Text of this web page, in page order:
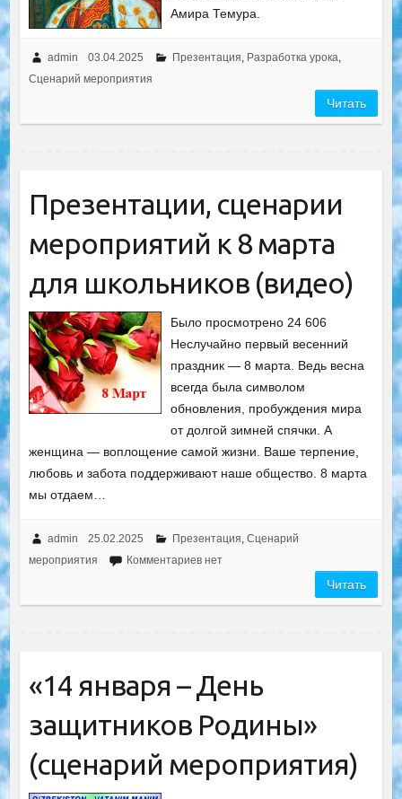
Амира Темура.
admin 03.04.2025 Презентация, Разработка урока,
Сценарий мероприятия
Читать
Презентации, сценарии
мероприятий к 8 марта
для школьников (видео)
Было просмотрено 24 606
Неслучайно первый весенний
праздник — 8 марта. Ведь весна
всегда была символом
обновления, пробуждения мира
от долгой зимней спячки. А
женщина — воплощение самой жизни. Ваше терпение,
любовь и забота поддерживают наше общество. 8 марта
мы отдаем…
admin 25.02.2025 Презентация, Сценарий
мероприятия
Комментариев нет
Читать
«14 января – День
защитников Родины»
(сценарий мероприятия)